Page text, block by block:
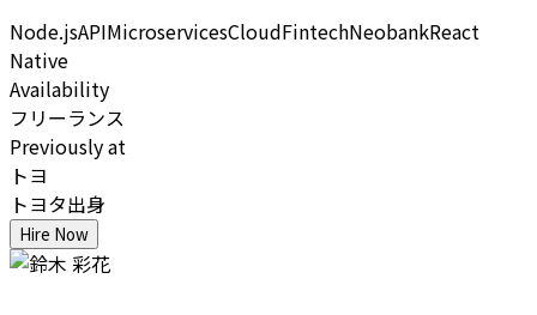
Node.jsAPIMicroservicesCloudFintechNeobankReact
Native
Availability
フリーランス
Previously at
トヨ
トヨタ出身
Hire Now